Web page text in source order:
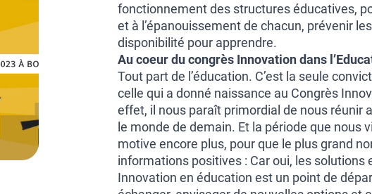
fonctionnement des structures éducatives,
et à l’épanouissement de chacun, prévenir
disponibilité pour apprendre.
Au coeur du congrès Innovation dans
Tout part de l’éducation. C’est la seule
celle qui a donné naissance au Congrès
effet, il nous paraît primordial de nous réunir
le monde de demain. Et la période que nous
motive encore plus, pour que le plus grand
informations positives : Car oui, les solutions
Innovation en éducation est un point de